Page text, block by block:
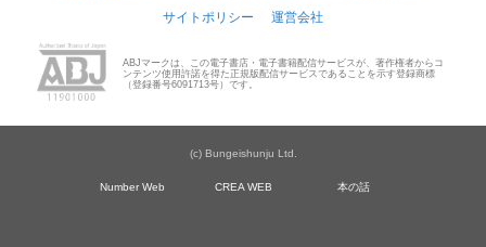
サイトポリシー 運営会社
ABJマークは、この電子書店・電子書籍配信サービスが、著作権者からコ
ンテンツ使用許諾を得た正規版配信サービスであることを示す登録商標
（登録番号6091713号）です。
(c) Bungeishunju Ltd.
Number Web CREA WEB 本の話